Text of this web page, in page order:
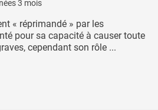
3 mois
« réprimandé » par les
pour sa capacité à causer toute
cependant son rôle ...